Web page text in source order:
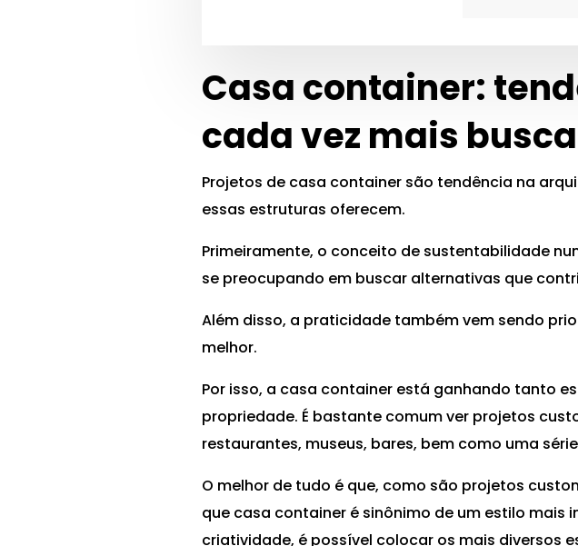
Casa container:
cada vez mais
Projetos de casa container são tendência na
essas estruturas oferecem.
Primeiramente, o conceito de sustentabilidade
se preocupando em buscar alternativas que
Além disso, a praticidade também vem sendo
melhor.
Por isso, a casa container está ganhando tanto
propriedade. É bastante comum ver projetos
restaurantes, museus, bares, bem como uma
O melhor de tudo é que, como são projetos
que casa container é sinônimo de um estilo
criatividade, é possível colocar os mais diversos